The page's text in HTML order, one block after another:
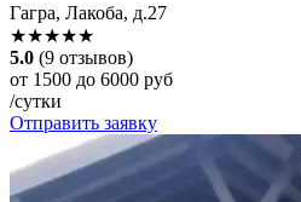
Гагра, Лакоба, д.27
★★★★★
5.0 (9 отзывов)
от 1500 до 6000 руб
/сутки
Отправить заявку